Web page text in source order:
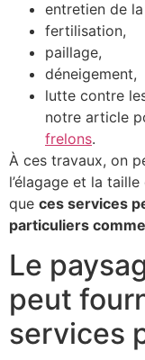
entretien de
fertilisation,
paillage,
déneigement,
lutte contre
notre article
frelons.
À ces travaux, on
l’élagage et la
que ces services
particuliers
Le
peut
services